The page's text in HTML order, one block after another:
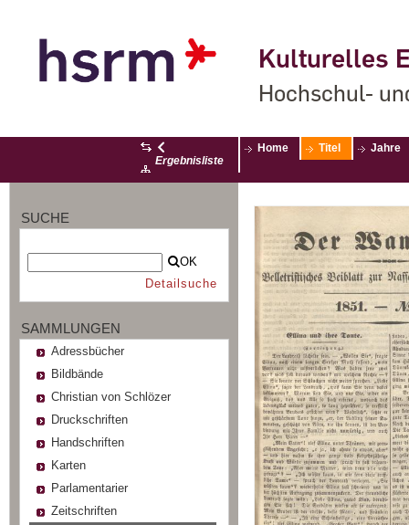
Kulturelles
Hochschul-
Ergebnisliste
Home Titel Jahre
SUCHE
OK
Detailsuche
SAMMLUNGEN
Adressbücher
Bildbände
Christian von Schlözer
Druckschriften
Handschriften
Karten
Parlamentarier
Zeitschriften